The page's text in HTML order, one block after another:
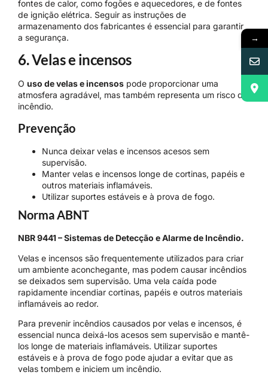
fontes de calor, como fogões e aquecedores, e de fontes
de ignição elétrica. Seguir as instruções de
armazenamento dos fabricantes é essencial para garantir
a segurança.
6. Velas e incensos
O uso de velas e incensos pode proporcionar uma
atmosfera agradável, mas também representa um risco de
incêndio.
Prevenção
Nunca deixar velas e incensos acesos sem
supervisão.
Manter velas e incensos longe de cortinas, papéis e
outros materiais inflamáveis.
Utilizar suportes estáveis e à prova de fogo.
Norma ABNT
NBR 9441 – Sistemas de Detecção e Alarme de Incêndio.
Velas e incensos são frequentemente utilizados para criar
um ambiente aconchegante, mas podem causar incêndios
se deixados sem supervisão. Uma vela caída pode
rapidamente incendiar cortinas, papéis e outros materiais
inflamáveis ao redor.
Para prevenir incêndios causados por velas e incensos, é
essencial nunca deixá-los acesos sem supervisão e mantê-
los longe de materiais inflamáveis. Utilizar suportes
estáveis e à prova de fogo pode ajudar a evitar que as
velas tombem e iniciem um incêndio.
→